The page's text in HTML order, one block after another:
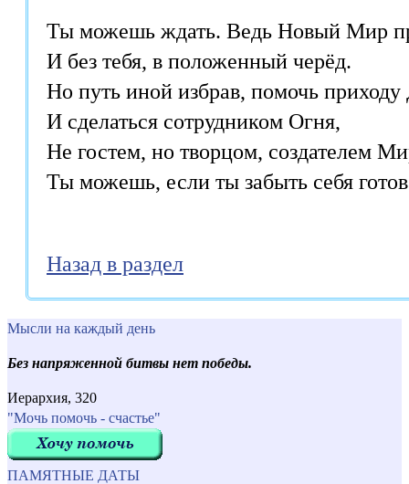
Ты можешь ждать. Ведь Новый Мир
И без тебя, в положенный черёд.
Но путь иной избрав, помочь приходу
И сделаться сотрудником Огня,
Не гостем, но творцом, создателем
Ты можешь, если ты забыть себя
Назад в раздел
Мысли на каждый день
Без напряженной битвы нет победы.
Иерархия, 320
"Мочь помочь - счастье"
ПАМЯТНЫЕ ДАТЫ